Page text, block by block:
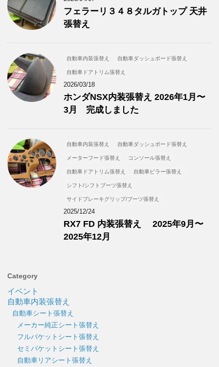
フェラーリ３４８タルガトップ 天井
張替え
自動車内装張替え 自動車ダッシュボード張替え
自動車ドアトリム張替え
2026/03/18
ホンダNSX内装張替え 2026年1月〜
3月 完成しました
自動車内装張替え 自動車ダッシュボード張替え
メーターフード張替え コンソール張替え
自動車ドアトリム張替え 自動車ピラー張替え
シフト/シフトブーツ張替え
サイドブレーキグリップ/ブーツ張替え
2025/12/24
RX7 FD 内装張替え 2025年9月〜
2025年12月
Category
イベント
自動車内装張替え
自動車シート張替え
メーカー純正シート張替え
フルバケットシート張替え
セミバケットシート張替え
自動車リアシート張替え